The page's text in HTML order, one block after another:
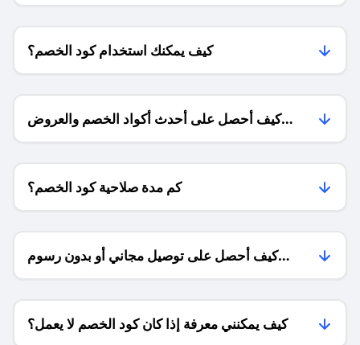
كيف يمكنك استخدام كود الخصم؟
كيف أحصل على أحدث أكواد الخصم والعروض
للمتاجر؟
كم مدة صلاحية كود الخصم؟
كيف أحصل على توصيل مجاني أو بدون رسوم
الشحن ؟
كيف يمكنني معرفة إذا كان كود الخصم لا يعمل؟